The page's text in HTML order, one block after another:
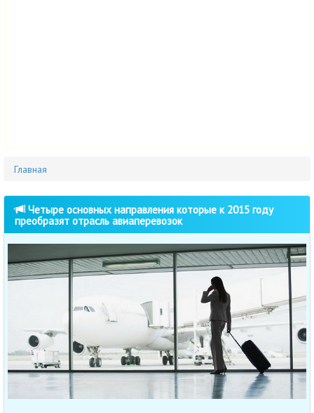
Главная
Четыре основных направления которые к 2015 году
преобразят отрасль авиаперевозок